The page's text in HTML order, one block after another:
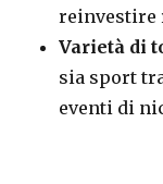
reinvestire
Varietà di
sia sport
eventi di